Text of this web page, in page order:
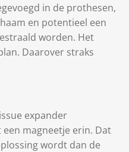
in de prothesen,
en potentieel een
worden. Het
Daarover straks
expander
magneetje erin. Dat
wordt dan de